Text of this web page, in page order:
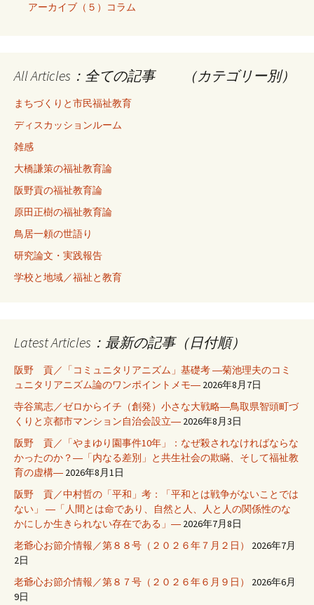
アーカイブ（５）コラム
All Articles：全ての記事 （カテゴリー別）
まちづくりと市民福祉教育
ディスカッションルーム
雑感
大橋謙策の福祉教育論
阪野貢の福祉教育論
原田正樹の福祉教育論
鳥居一頼の世語り
研究論文・実践報告
学校と地域／福祉と教育
Latest Articles：最新の記事（日付順）
阪野 貢／「コミュニタリアニズム」基礎考 ―菊池理夫のコミ
ュニタリアニズム論のワンポイントメモ― 2026年8月7日
寺谷篤志／ゼロからイチ（創発）小さな大戦略―鳥取県智頭町づ
くりと京都市マンション自治会設立― 2026年8月3日
阪野 貢／「やまゆり園事件10年」：なぜ殺されなければならな
かったのか？―「内なる差別」と共生社会の欺瞞、そして福祉教
育の虚構― 2026年8月1日
阪野 貢／中村哲の「平和」考：「平和とは戦争がないことでは
ない」 ―「人間とは命であり、自然と人、人と人の関係性のな
かにしか生きられない存在である」― 2026年7月8日
老爺心お節介情報／第８８号（２０２６年７月２日）
2026年7月
2日
老爺心お節介情報／第８７号（２０２６年６月９日）
2026年6月
9日